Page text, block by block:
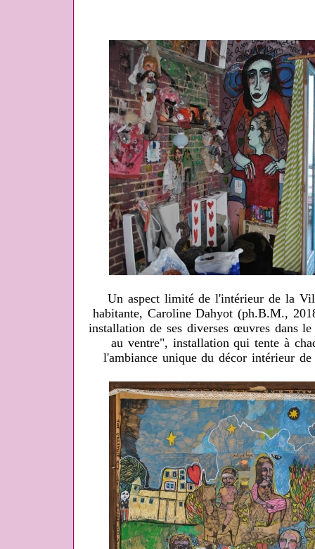
Un aspect limité de l'intérieur de la
habitante, Caroline Dahyot (ph.B.M.,
installation de ses diverses œuvres dans
au ventre", installation qui tente à
l'ambiance unique du décor intérieur